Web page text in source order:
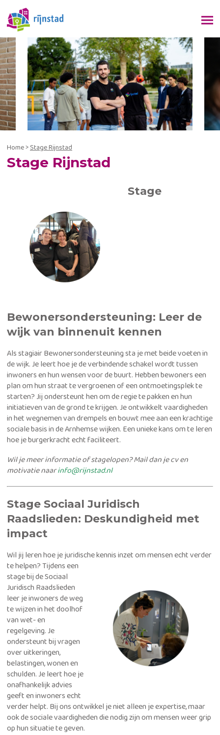
Home>Stage Rijnstad
Stage Rijnstad
Stage
Bewonersondersteuning: Leer de
wijk van binnenuit kennen
Als stagiair Bewonersondersteuning sta je met beide voeten in
de wijk. Je leert hoe je de verbindende schakel wordt tussen
inwoners en hun wensen voor de buurt. Hebben bewoners een
plan om hun straat te vergroenen of een ontmoetingsplek te
starten? Jij ondersteunt hen om de regie te pakken en hun
initiatieven van de grond te krijgen. Je ontwikkelt vaardigheden
in het wegnemen van drempels en bouwt mee aan een krachtige
sociale basis in de Arnhemse wijken. Een unieke kans om te leren
hoe je burgerkracht echt faciliteert.
Wil je meer informatie of stagelopen? Mail dan je cv en
motivatie naarinfo@rijnstad.nl
Stage Sociaal Juridisch
Raadslieden: Deskundigheid met
impact
Wil jij leren hoe je juridische kennis inzet om mensen echt verder
te helpen?Tijdens een
stage bij de Sociaal
Juridisch Raadslieden
leer je inwoners de weg
te wijzen in het doolhof
van wet- en
regelgeving. Je
ondersteunt bij vragen
over uitkeringen,
belastingen, wonen en
schulden. Je leert hoe je
onafhankelijk advies
geeft en inwoners echt
verder helpt. Bij ons ontwikkel je niet alleen je expertise, maar
ook de sociale vaardigheden die nodig zijn om mensen weer grip
op hun situatie te geven.